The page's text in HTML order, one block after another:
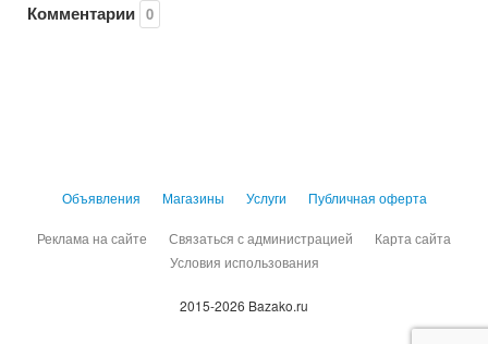
Комментарии 0
Объявления Магазины Услуги Публичная оферта
Реклама на сайте Связаться с администрацией
Карта сайта
Условия использования
2015-2026 Bazako.ru